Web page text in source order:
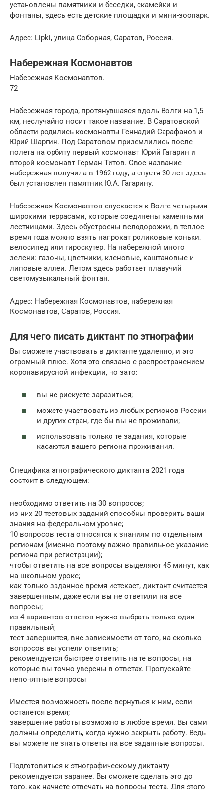
установлены памятники и беседки, скамейки и
фонтаны, здесь есть детские площадки и мини-зоопарк.
Адрес: Lipki, улица Соборная, Саратов, Россия.
Набережная Космонавтов
Набережная Космонавтов.
72
Набережная города, протянувшаяся вдоль Волги на 1,5
км, неслучайно носит такое название. В Саратовской
области родились космонавты Геннадий Сарафанов и
Юрий Шаргин. Под Саратовом приземлились после
полета на орбиту первый космонавт Юрий Гагарин и
второй космонавт Герман Титов. Свое название
набережная получила в 1962 году, а спустя 30 лет здесь
был установлен памятник Ю.А. Гагарину.
Набережная Космонавтов спускается к Волге четырьмя
широкими террасами, которые соединены каменными
лестницами. Здесь обустроены велодорожки, в теплое
время года можно взять напрокат роликовые коньки,
велосипед или гироскутер. На набережной много
зелени: газоны, цветники, кленовые, каштановые и
липовые аллеи. Летом здесь работает плавучий
светомузыкальный фонтан.
Адрес: Набережная Космонавтов, набережная
Космонавтов, Саратов, Россия.
Для чего писать диктант по этнографии
Вы сможете участвовать в диктанте удаленно, и это
огромный плюс. Хотя это связано с распространением
коронавирусной инфекции, но зато:
вы не рискуете заразиться;
можете участвовать из любых регионов России
и других стран, где бы вы не проживали;
использовать только те задания, которые
касаются вашего региона проживания.
Специфика этнографического диктанта 2021 года
состоит в следующем:
необходимо ответить на 30 вопросов;
из них 20 тестовых заданий способны проверить ваши
знания на федеральном уровне;
10 вопросов теста относятся к знаниям по отдельным
регионам (именно поэтому важно правильное указание
региона при регистрации);
чтобы ответить на все вопросы выделяют 45 минут, как
на школьном уроке;
как только заданное время истекает, диктант считается
завершенным, даже если вы не ответили на все
вопросы;
из 4 вариантов ответов нужно выбрать только один
правильный;
тест завершится, вне зависимости от того, на сколько
вопросов вы успели ответить;
рекомендуется быстрее ответить на те вопросы, на
которые вы точно уверены в ответах. Пропускайте
непонятные вопросы
Имеется возможность после вернуться к ним, если
останется время;
завершение работы возможно в любое время. Вы сами
должны определить, когда нужно закрыть работу. Ведь
вы можете не знать ответы на все заданные вопросы.
Подготовиться к этнографическому диктанту
рекомендуется заранее. Вы сможете сделать это до
того, как начнете отвечать на вопросы теста. Для этого